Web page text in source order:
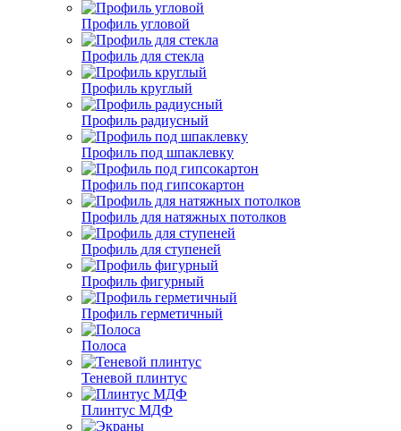
Профиль угловой
Профиль для стекла
Профиль круглый
Профиль радиусный
Профиль под шпаклевку
Профиль под гипсокартон
Профиль для натяжных потолков
Профиль для ступеней
Профиль фигурный
Профиль герметичный
Полоса
Теневой плинтус
Плинтус МДФ